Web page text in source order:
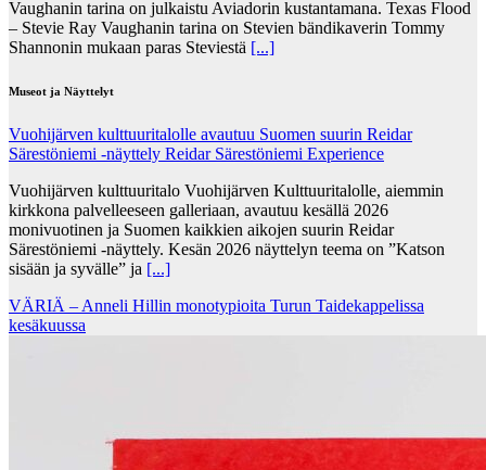
Vaughanin tarina on julkaistu Aviadorin kustantamana. Texas Flood
– Stevie Ray Vaughanin tarina on Stevien bändikaverin Tommy
Shannonin mukaan paras Steviestä [...]
Museot ja Näyttelyt
Vuohijärven kulttuuritalolle avautuu Suomen suurin Reidar
Särestöniemi -näyttely Reidar Särestöniemi Experience
Vuohijärven kulttuuritalo Vuohijärven Kulttuuritalolle, aiemmin
kirkkona palvelleeseen galleriaan, avautuu kesällä 2026
monivuotinen ja Suomen kaikkien aikojen suurin Reidar
Särestöniemi -näyttely. Kesän 2026 näyttelyn teema on ”Katson
sisään ja syvälle” ja [...]
VÄRIÄ – Anneli Hillin monotypioita Turun Taidekappelissa
kesäkuussa